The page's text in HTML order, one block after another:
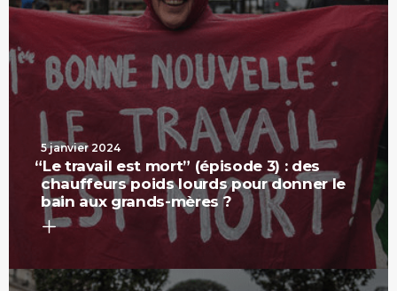
5 janvier 2024
“Le travail est mort” (épisode 3) : des
chauffeurs poids lourds pour donner le
bain aux grands-mères ?